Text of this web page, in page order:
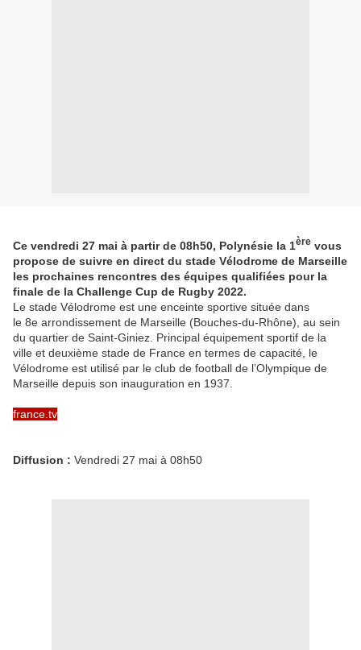
Ce vendredi 27 mai à partir de 08h50, Polynésie la 1ère vous
propose de suivre en direct du stade Vélodrome de Marseille
les prochaines rencontres des équipes qualifiées pour la
finale de la Challenge Cup de Rugby 2022.
Le stade Vélodrome est une enceinte sportive située dans
le 8e arrondissement de Marseille (Bouches-du-Rhône), au sein
du quartier de Saint-Giniez. Principal équipement sportif de la
ville et deuxième stade de France en termes de capacité, le
Vélodrome est utilisé par le club de football de l’Olympique de
Marseille depuis son inauguration en 1937.
france.tv
Diffusion : Vendredi 27 mai à 08h50